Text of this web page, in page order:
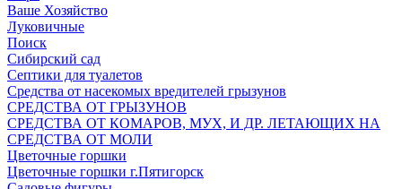
Ваше Хозяйство
Луковичные
Поиск
Сибирский сад
Септики для туалетов
Средства от насекомых вредителей грызунов
СPEДСТВА ОТ ГРЫЗУНОВ
СРЕДСТВА ОТ КОМАРОВ, МУХ, И ДР. ЛЕТАЮЩИХ НА
СРЕДСТВА ОТ МОЛИ
Цветочные горшки
Цветочные горшки г.Пятигорск